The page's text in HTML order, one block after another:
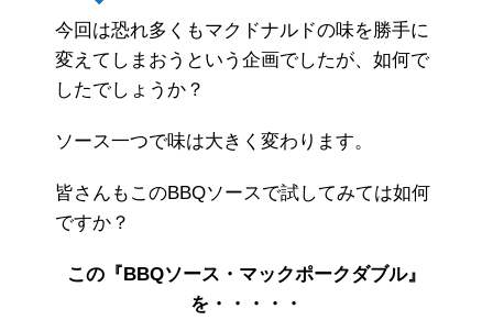
今回は恐れ多くもマクドナルドの味を勝手に
変えてしまおうという企画でしたが、如何で
したでしょうか？
ソース一つで味は大きく変わります。
皆さんもこのBBQソースで試してみては如何
ですか？
この『BBQソース・マックポークダブル』
を・・・・・